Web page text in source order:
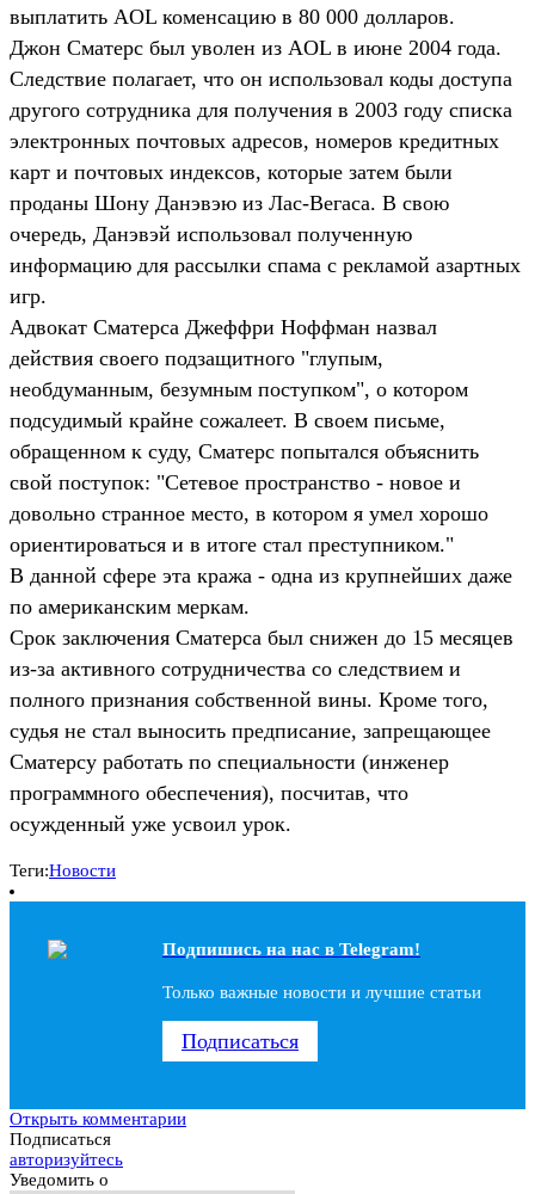
выплатить AOL коменсацию в 80 000 долларов.
Джон Сматерс был уволен из AOL в июне 2004 года.
Следствие полагает, что он использовал коды доступа
другого сотрудника для получения в 2003 году списка
электронных почтовых адресов, номеров кредитных
карт и почтовых индексов, которые затем были
проданы Шону Данэвэю из Лас-Вегаса. В свою
очередь, Данэвэй использовал полученную
информацию для рассылки спама с рекламой азартных
игр.
Адвокат Сматерса Джеффри Ноффман назвал
действия своего подзащитного "глупым,
необдуманным, безумным поступком", о котором
подсудимый крайне сожалеет. В своем письме,
обращенном к суду, Сматерс попытался объяснить
свой поступок: "Сетевое пространство - новое и
довольно странное место, в котором я умел хорошо
ориентироваться и в итоге стал преступником."
В данной сфере эта кража - одна из крупнейших даже
по американским меркам.
Срок заключения Сматерса был снижен до 15 месяцев
из-за активного сотрудничества со следствием и
полного признания собственной вины. Кроме того,
судья не стал выносить предписание, запрещающее
Сматерсу работать по специальности (инженер
программного обеспечения), посчитав, что
осужденный уже усвоил урок.
Теги:Новости
Подпишись на наc в Telegram!
Только важные новости и лучшие статьи
Подписаться
Открыть комментарии
Подписаться
авторизуйтесь
Уведомить о